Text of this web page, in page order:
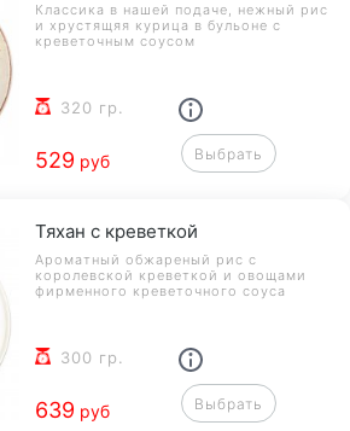
Классика в нашей подаче, нежный рис
и хрустящяя курица в бульоне с
креветочным соусом
320 гр.
529 руб Выбрать
Тяхан с креветкой
Ароматный обжареный рис с
королевской креветкой и овощами
фирменного креветочного соуса
300 гр.
639 руб Выбрать